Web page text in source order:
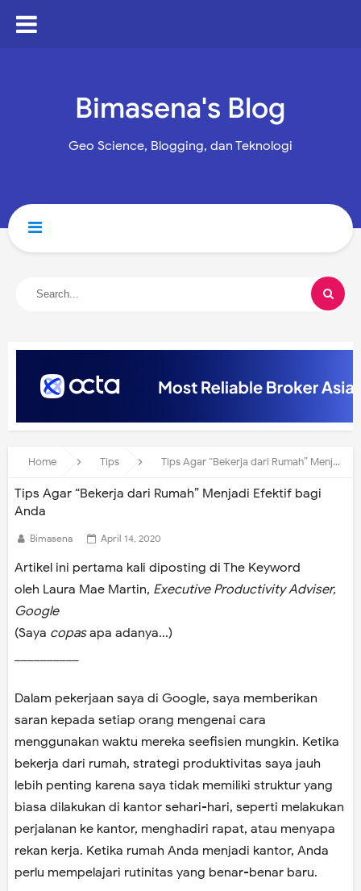
Bimasena's Blog
Geo Science, Blogging, dan Teknologi
Home Tips Tips Agar “Bekerja dari Rumah” Menjadi Efektif bagi Anda
Tips Agar “Bekerja dari Rumah” Menjadi Efektif bagi
Anda
Bimasena April 14, 2020
Artikel ini pertama kali diposting di The Keyword
oleh Laura Mae Martin, Executive Productivity Adviser,
Google
(Saya copasapa adanya...)
Dalam pekerjaan saya di Google, saya memberikan
saran kepada setiap orang mengenai cara
menggunakan waktu mereka seefisien mungkin. Ketika
bekerja dari rumah, strategi produktivitas saya jauh
lebih penting karena saya tidak memiliki struktur yang
biasa dilakukan di kantor sehari-hari, seperti melakukan
perjalanan ke kantor, menghadiri rapat, atau menyapa
rekan kerja. Ketika rumah Anda menjadi kantor, Anda
perlu mempelajari rutinitas yang benar-benar baru.